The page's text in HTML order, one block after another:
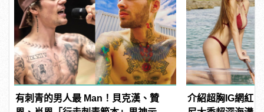
有刺青的男人最 Man！貝克漢、贊
介紹超胸IG網紅